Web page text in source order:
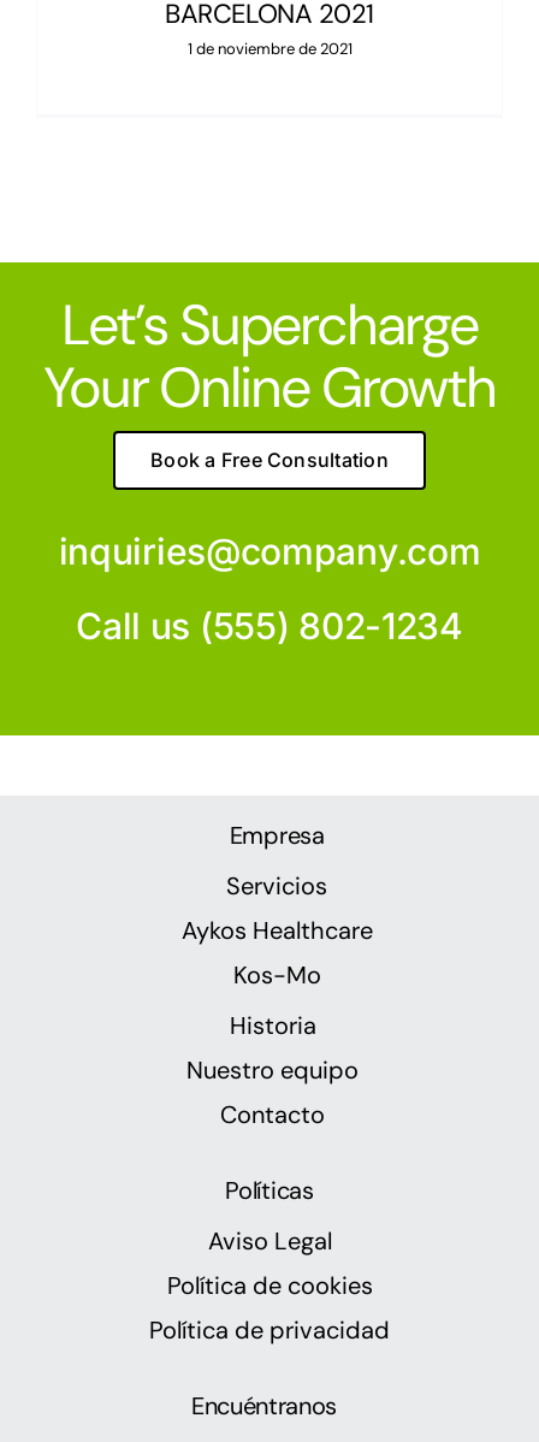
BARCELONA 2021
1 de noviembre de 2021
Let’s Supercharge
Your Online Growth
Book a Free Consultation
inquiries@company.com
Call us (555) 802-1234
Empresa
Servicios
Aykos Healthcare
Kos-Mo
Historia
Nuestro equipo
Contacto
Encuéntranos
Políticas
Aviso Legal
Política de cookies
Política de privacidad